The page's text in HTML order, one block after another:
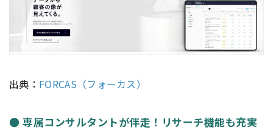
出典： FORCAS（フォーカス）
● 専属コンサルタントが伴走！リサーチ機能も充実